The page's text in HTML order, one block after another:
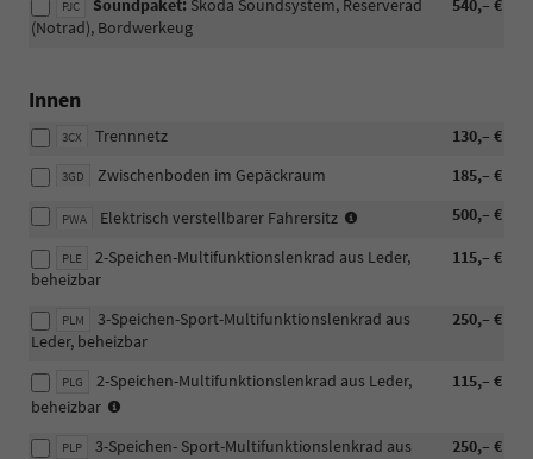
Carlo)
Kombination
PLG/PLP/PLE/PLM)
PJC 540,– €
Soundpaket: Skoda Soundsystem, Reserverad
(Notrad), Bordwerkeug
Innen
3CX 130,– €
Trennnetz
3GD 185,– €
Zwischenboden im Gepäckraum
PWA 500,– €
Elektrisch verstellbarer Fahrersitz
WQ3/WQ4
mit
möglich)
PLE 115,– €
2-Speichen-Multifunktionslenkrad aus Leder,
beheizbar
PLM 250,– €
3-Speichen-Sport-Multifunktionslenkrad aus
Leder, beheizbar
PLG 115,– €
2-Speichen-Multifunktionslenkrad aus Leder,
beheizbar
PLP 250,– €
3-Speichen- Sport-Multifunktionslenkrad aus